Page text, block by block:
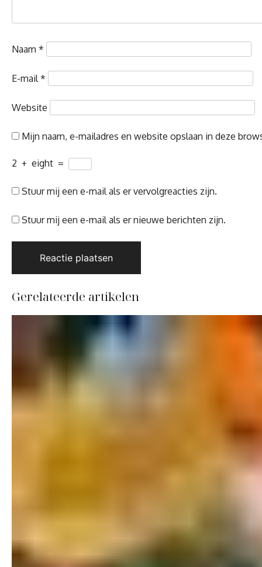
Naam *
E-mail *
Website
Mijn naam, e-mailadres en website opslaan in deze
2 + eight =
Stuur mij een e-mail als er vervolgreacties zijn.
Stuur mij een e-mail als er nieuwe berichten zijn.
Gerelateerde artikelen